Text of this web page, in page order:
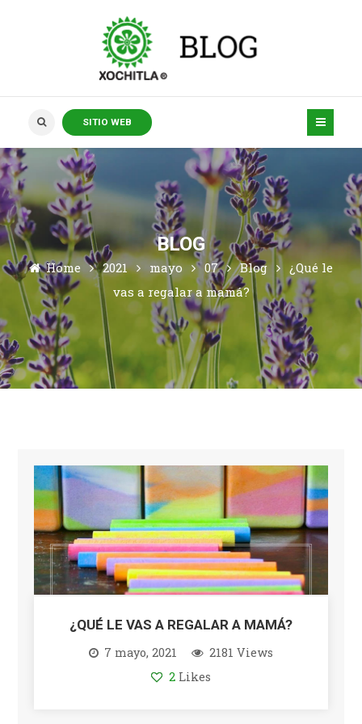
SITIO WEB
BLOG
Home 2021 mayo 07 Blog
¿Qué le
vas a regalar a mamá?
¿QUÉ LE VAS A REGALAR A MAMÁ?
7 mayo, 2021
2181 Views
2 Likes